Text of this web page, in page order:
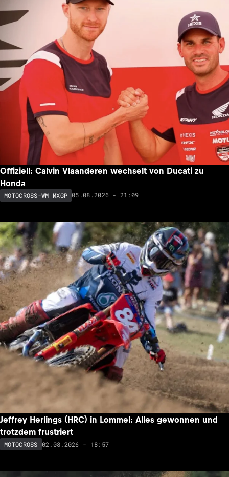
Offiziell: Calvin Vlaanderen wechselt von Ducati zu
Honda
MOTOCROSS-WM MXGP 05.08.2026 - 21:09
Jeffrey Herlings (HRC) in Lommel: Alles gewonnen und
trotzdem frustriert
MOTOCROSS 02.08.2026 - 18:57